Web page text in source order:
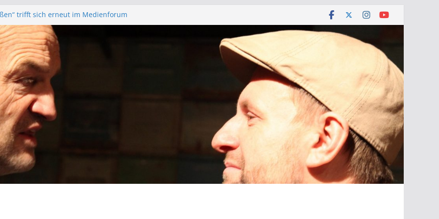
trifft sich erneut im Medienforum
– Anonyme Alkoholiker
im Medienforum
und Mitgliederversammlung am
Trifft sich zur Finalisierung der